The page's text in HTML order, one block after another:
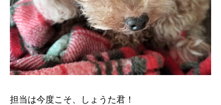
担当は今度こそ、しょうた君！